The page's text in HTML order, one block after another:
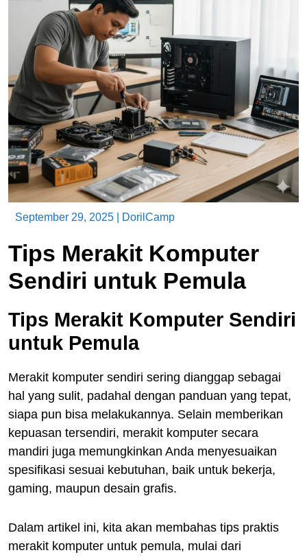
September 29, 2025 DorilCamp
Tips Merakit Komputer
Sendiri untuk Pemula
Tips Merakit Komputer Sendiri
untuk Pemula
Merakit komputer sendiri sering dianggap sebagai
hal yang sulit, padahal dengan panduan yang tepat,
siapa pun bisa melakukannya. Selain memberikan
kepuasan tersendiri, merakit komputer secara
mandiri juga memungkinkan Anda menyesuaikan
spesifikasi sesuai kebutuhan, baik untuk bekerja,
gaming, maupun desain grafis.
Dalam artikel ini, kita akan membahas tips praktis
merakit komputer untuk pemula, mulai dari